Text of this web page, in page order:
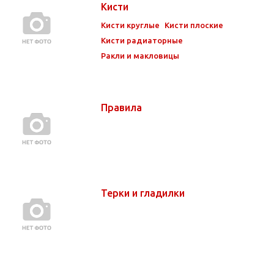
Кисти
Кисти круглые
Кисти плоские
Кисти радиаторные
Ракли и макловицы
Правила
Терки и гладилки